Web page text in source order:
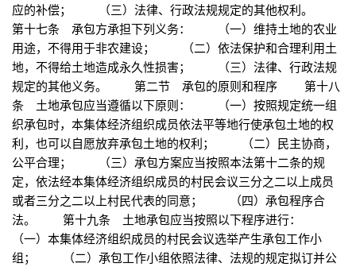
应的补偿； （三）法律、行政法规规定的其他权利。
第十七条 承包方承担下列义务： （一）维持土地的农业
用途，不得用于非农建设； （二）依法保护和合理利用土
地，不得给土地造成永久性损害； （三）法律、行政法规
规定的其他义务。 第二节 承包的原则和程序 第十八
条 土地承包应当遵循以下原则： （一）按照规定统一组
织承包时，本集体经济组织成员依法平等地行使承包土地的权
利，也可以自愿放弃承包土地的权利； （二）民主协商，
公平合理； （三）承包方案应当按照本法第十二条的规
定，依法经本集体经济组织成员的村民会议三分之二以上成员
或者三分之二以上村民代表的同意； （四）承包程序合
法。 第十九条 土地承包应当按照以下程序进行：
（一）本集体经济组织成员的村民会议选举产生承包工作小
组； （二）承包工作小组依照法律、法规的规定拟订并公